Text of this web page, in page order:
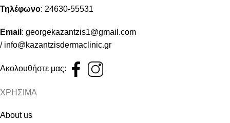
Τηλέφωνο: 24630-55531
Email : georgekazantzis1@gmail.com
/ info@kazantzisdermaclinic.gr
Ακολουθήστε μας:
ΧΡΗΣΙΜΑ
About us